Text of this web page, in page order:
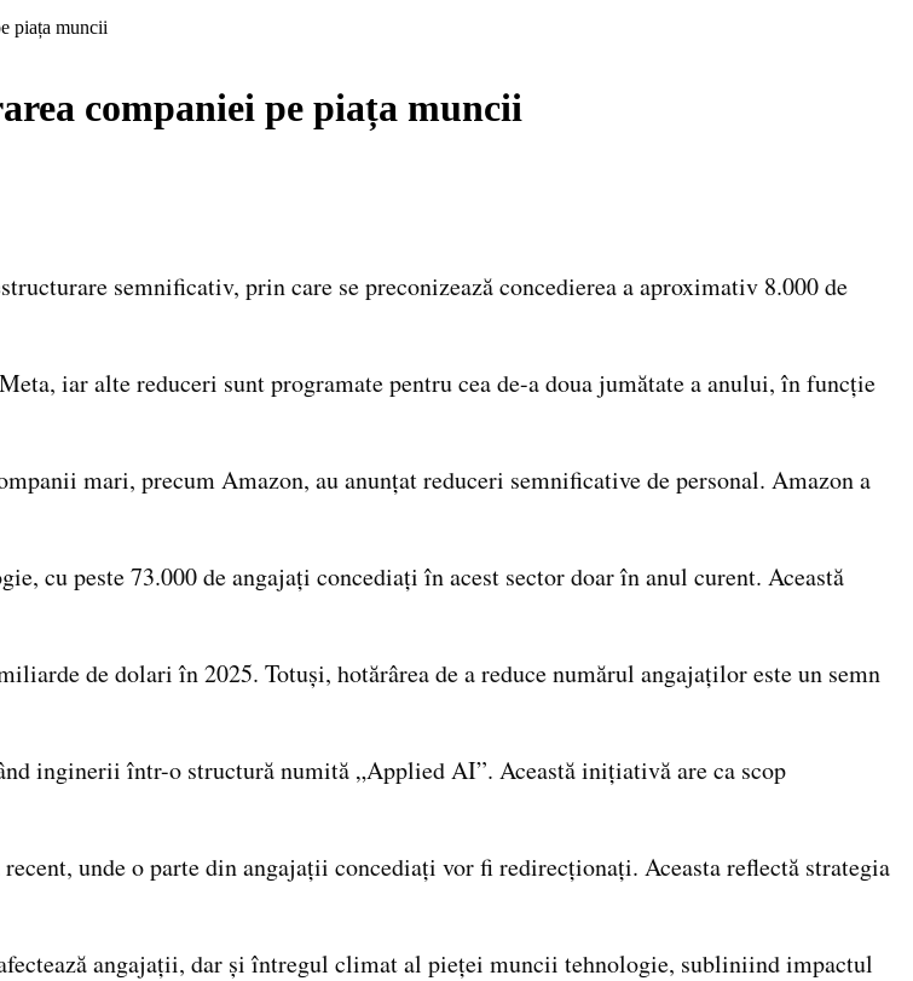
piața muncii
companiei pe piața muncii
semnificativ, prin care se preconizează concedierea a aproximativ 8.000 de
iar alte reduceri sunt programate pentru cea de-a doua jumătate a anului, în funcție
mari, precum Amazon, au anunțat reduceri semnificative de personal. Amazon a
cu peste 73.000 de angajați concediați în acest sector doar în anul curent. Această
de dolari în 2025. Totuși, hotărârea de a reduce numărul angajaților este un semn
inginerii într-o structură numită „Applied AI”. Această inițiativă are ca scop
unde o parte din angajații concediați vor fi redirecționați. Aceasta reflectă strategia
angajații, dar și întregul climat al pieței muncii tehnologie, subliniind impactul